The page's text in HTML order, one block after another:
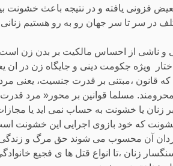
فزونی یافته و در نتیجه باعث
در سر تا سر جهان رو به رو هستیم زنانی
و ناشی از احساس مالکیت بر بدن زن
ویژه جکومت دینی و جایگاه زن در ان
که قانون ،مبتنی بر قدرت جنسیت، یعنی
مسلما قوانین بر محور« مرد
یا خشونت به حساب نمی اید یا
خشونت که خود بازوی اجرایی این خشونت
آن محسوب می شوند حق مرگ و زندگی
زنان ،تا انواع قتل ها ی فجیع